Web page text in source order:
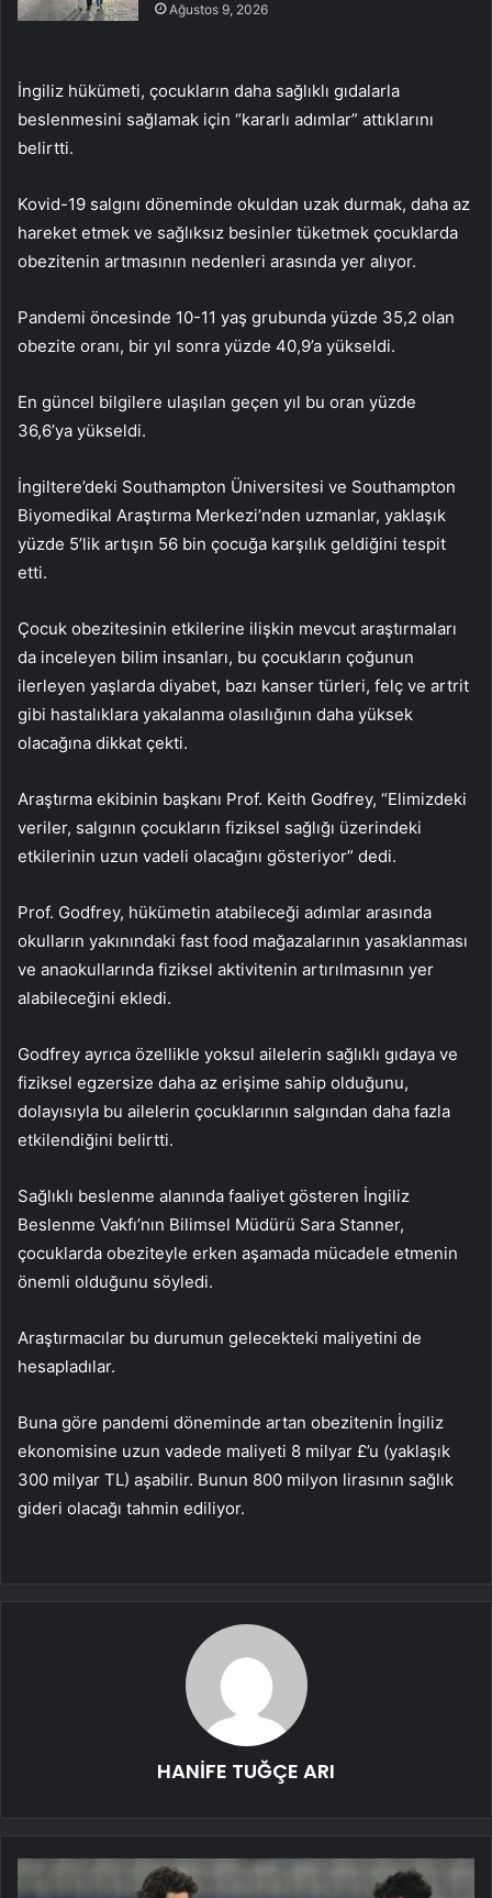
Ağustos 9, 2026
İngiliz hükümeti, çocukların daha sağlıklı gıdalarla
beslenmesini sağlamak için “kararlı adımlar” attıklarını
belirtti.
Kovid-19 salgını döneminde okuldan uzak durmak, daha az
hareket etmek ve sağlıksız besinler tüketmek çocuklarda
obezitenin artmasının nedenleri arasında yer alıyor.
Pandemi öncesinde 10-11 yaş grubunda yüzde 35,2 olan
obezite oranı, bir yıl sonra yüzde 40,9’a yükseldi.
En güncel bilgilere ulaşılan geçen yıl bu oran yüzde
36,6’ya yükseldi.
İngiltere’deki Southampton Üniversitesi ve Southampton
Biyomedikal Araştırma Merkezi’nden uzmanlar, yaklaşık
yüzde 5’lik artışın 56 bin çocuğa karşılık geldiğini tespit
etti.
Çocuk obezitesinin etkilerine ilişkin mevcut araştırmaları
da inceleyen bilim insanları, bu çocukların çoğunun
ilerleyen yaşlarda diyabet, bazı kanser türleri, felç ve artrit
gibi hastalıklara yakalanma olasılığının daha yüksek
olacağına dikkat çekti.
Araştırma ekibinin başkanı Prof. Keith Godfrey, “Elimizdeki
veriler, salgının çocukların fiziksel sağlığı üzerindeki
etkilerinin uzun vadeli olacağını gösteriyor” dedi.
Prof. Godfrey, hükümetin atabileceği adımlar arasında
okulların yakınındaki fast food mağazalarının yasaklanması
ve anaokullarında fiziksel aktivitenin artırılmasının yer
alabileceğini ekledi.
Godfrey ayrıca özellikle yoksul ailelerin sağlıklı gıdaya ve
fiziksel egzersize daha az erişime sahip olduğunu,
dolayısıyla bu ailelerin çocuklarının salgından daha fazla
etkilendiğini belirtti.
Sağlıklı beslenme alanında faaliyet gösteren İngiliz
Beslenme Vakfı’nın Bilimsel Müdürü Sara Stanner,
çocuklarda obeziteyle erken aşamada mücadele etmenin
önemli olduğunu söyledi.
Araştırmacılar bu durumun gelecekteki maliyetini de
hesapladılar.
Buna göre pandemi döneminde artan obezitenin İngiliz
ekonomisine uzun vadede maliyeti 8 milyar £’u (yaklaşık
300 milyar TL) aşabilir. Bunun 800 milyon lirasının sağlık
gideri olacağı tahmin ediliyor.
HANİFE TUĞÇE ARI